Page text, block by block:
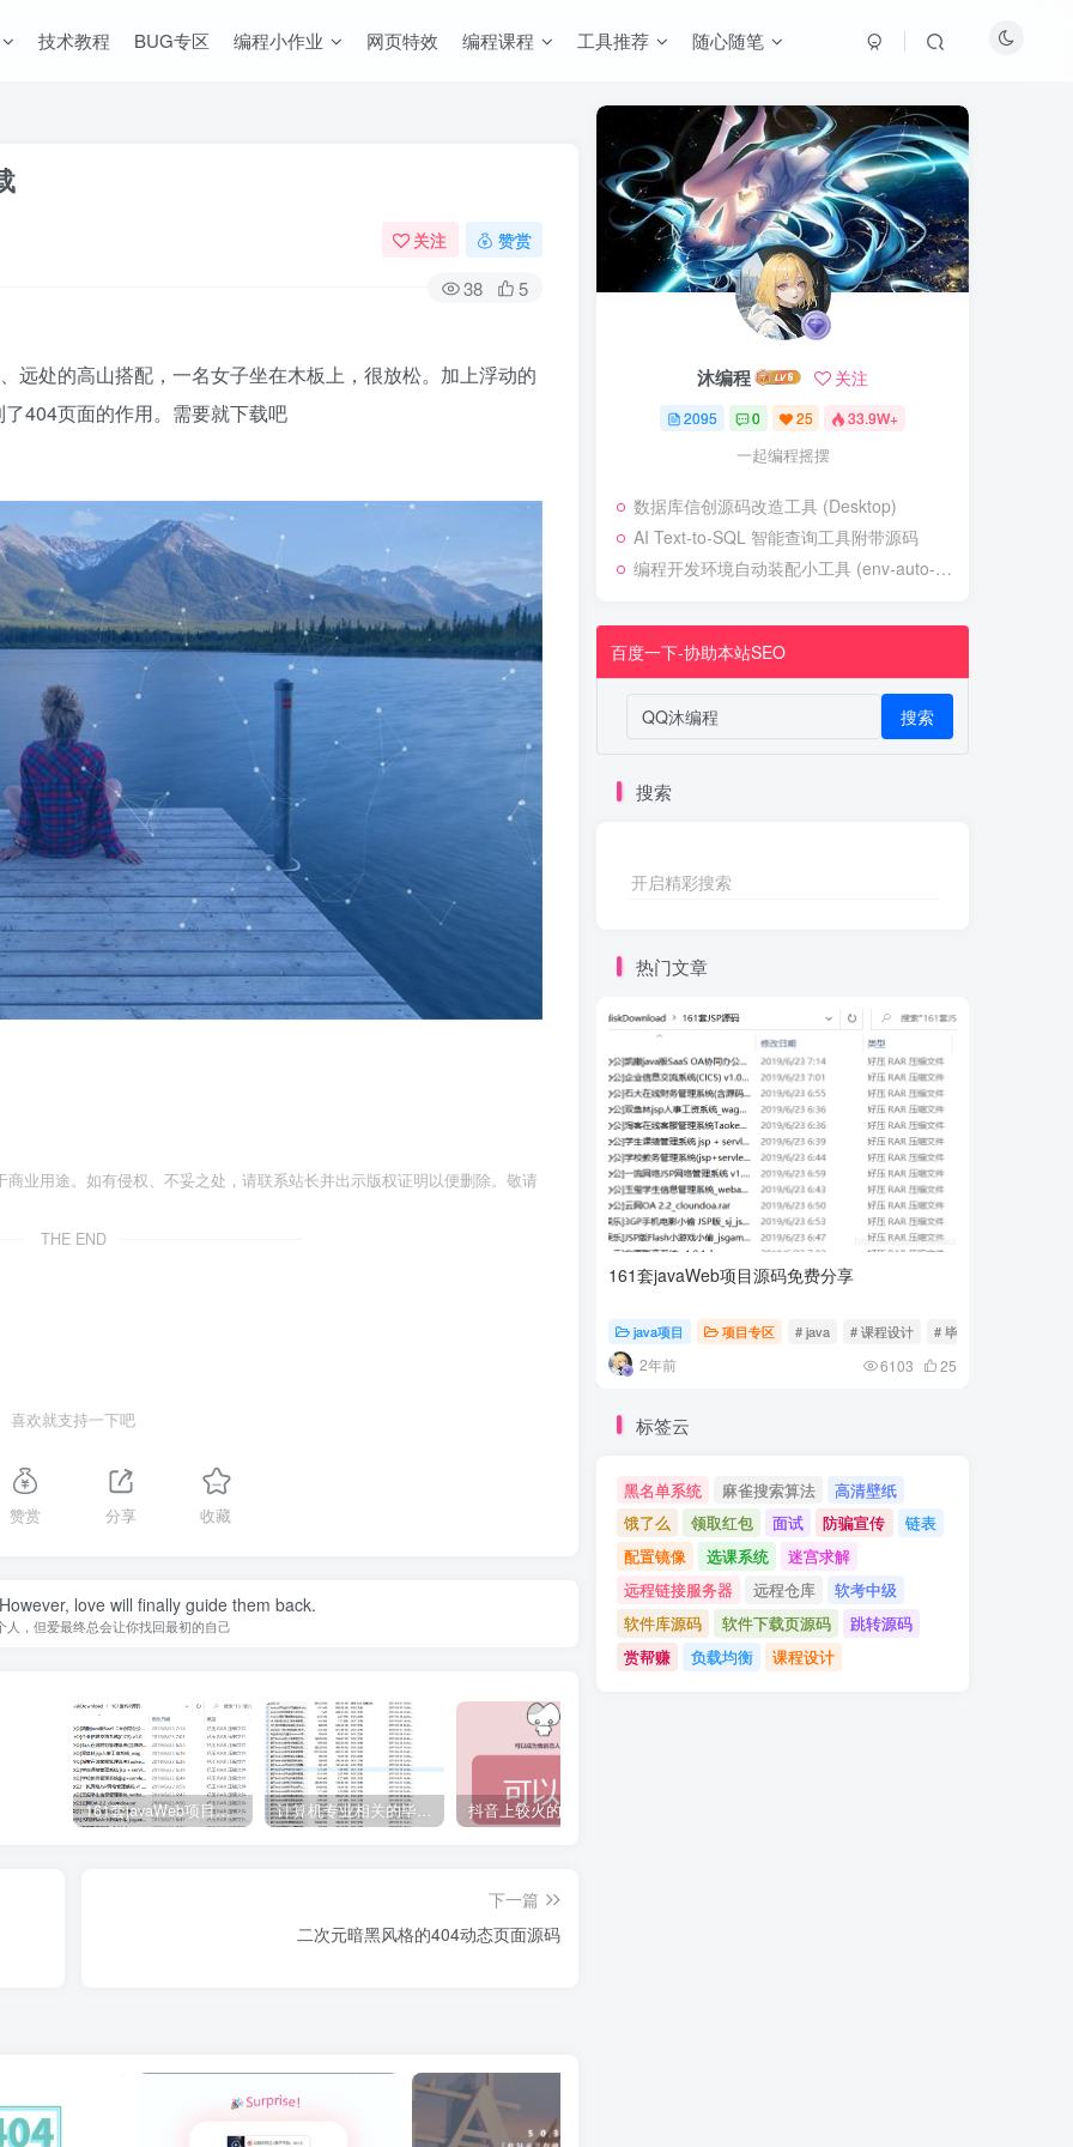
技术教程 BUG专区 编程小作业 网页特效 编程课程 工具推荐 随心随笔
关注 赞赏
38 5
远处的高山搭配，一名女子坐在木板上，很放松。加上浮动的
404页面的作用。需要就下载吧
业用途。如有侵权、不妥之处，请联系站长并出示版权证明以便删除。敬请
THE END
喜欢就支持一下吧
赞赏 分享 收藏
love will finally guide them back.
人，但爱最终总会让你找回最初的自己
161套javaWeb项目源码免费分享
下一篇
二次元暗黑风格的404动态页面源码
沐编程 关注
2095 0 25 33.9W+
一起编程摇摆
数据库信创源码改造工具 (Desktop)
AI Text-to-SQL 智能查询工具附带源码
编程开发环境自动装配小工具 (env-auto-setup)
百度一下-协助本站SEO
搜索
搜索
开启精彩搜索
热门文章
161套javaWeb项目源码免费分享
java项目 项目专区 # java # 课程设计 # 毕业设计
2年前 6103 25
标签云
黑名单系统 麻雀搜索算法
高清壁纸
饿了么
领取红包 面试 防骗宣传
链表
配置镜像
选课系统
迷宫求解
远程链接服务器
远程仓库
软考中级
软件库源码
软件下载页源码
跳转源码
赏帮赚
负载均衡 课程设计